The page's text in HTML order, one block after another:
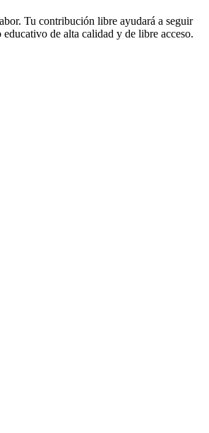
Tu contribución libre ayudará a seguir
educativo de alta calidad y de libre acceso.